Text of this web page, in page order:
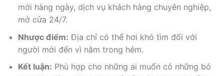
mới hàng ngày, dịch vụ khách hàng chuyên nghiệp,
mở cửa 24/7.
Nhược điểm: Địa chỉ có thể hơi khó tìm đối với
người mới đến vì nằm trong hẻm.
Kết luận: Phù hợp cho những ai muốn có những bó